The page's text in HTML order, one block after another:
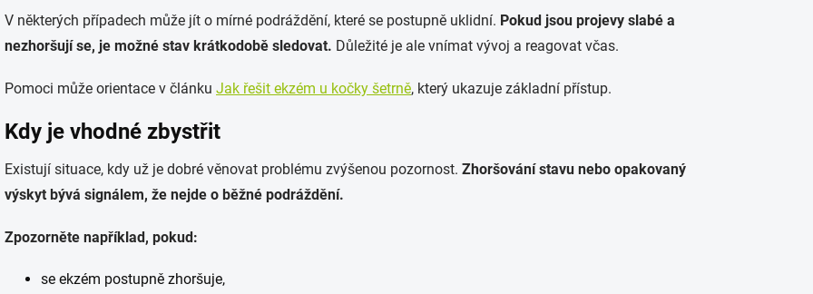
V některých případech může jít o mírné podráždění, které se postupně uklidní. Pokud jsou projevy slabé a
nezhoršují se, je možné stav krátkodobě sledovat. Důležité je ale vnímat vývoj a reagovat včas.
Pomoci může orientace v článku Jak řešit ekzém u kočky šetrně, který ukazuje základní přístup.
Kdy je vhodné zbystřit
Existují situace, kdy už je dobré věnovat problému zvýšenou pozornost. Zhoršování stavu nebo opakovaný
výskyt bývá signálem, že nejde o běžné podráždění.
Zpozorněte například, pokud:
se ekzém postupně zhoršuje,